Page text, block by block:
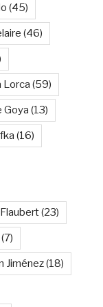
(45)
(46)
Lorca (59)
Goya (13)
(16)
(23)
(7)
Jiménez(18)